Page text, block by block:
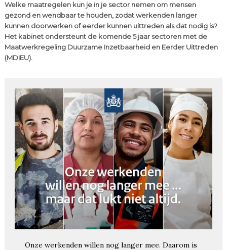
Welke maatregelen kun je in je sector nemen om mensen
gezond en wendbaar te houden, zodat werkenden langer
kunnen doorwerken of eerder kunnen uittreden als dat nodig is?
Het kabinet ondersteunt de komende 5 jaar sectoren met de
Maatwerkregeling Duurzame Inzetbaarheid en Eerder Uittreden
(MDIEU).
Onze werkenden willen nog langer mee. Daarom is